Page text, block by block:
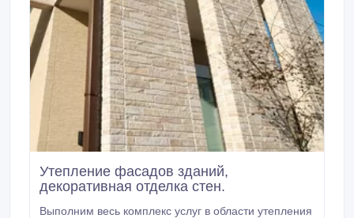
Укладка линолеума, ковролина - Укладка ламината -
Устройство стяжки самовыравнивающейся смесью -
Звукоизоляция утепление потолка - Малярные
работы (окраска, поклейка обоев и т.
Утепление фасадов зданий,
декоративная отделка стен.
Выполним весь комплекс услуг в области утепления